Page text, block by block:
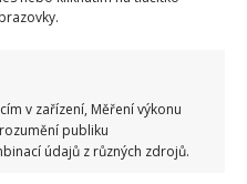
v zařízení, Měření výkonu
publiku
údajů z různých zdrojů.